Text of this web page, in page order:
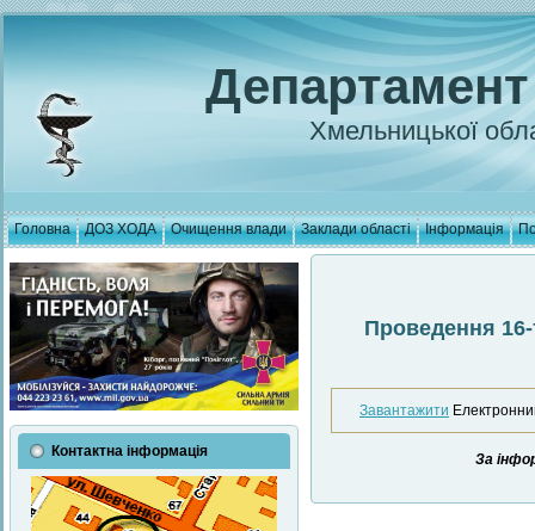
Хмельницької
Головна ДОЗ ХОДА Очищення влади Заклади області Інформація
Контактна інформація
Проведення 16-
Завантажити
За